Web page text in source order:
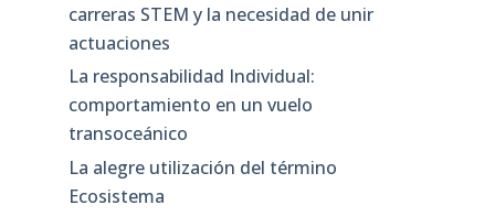
carreras STEM y la necesidad de unir
actuaciones
La responsabilidad Individual:
comportamiento en un vuelo
transoceánico
La alegre utilización del término
Ecosistema